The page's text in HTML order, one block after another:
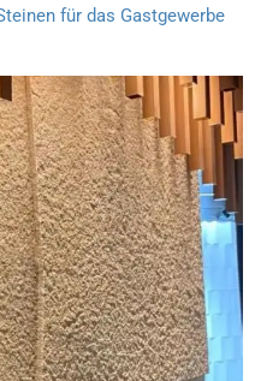
für das Gastgewerbe